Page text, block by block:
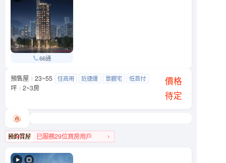
66通
天光之埕
大同區 西寧北路與南京西路239巷口
預售屋
23~55
坪
2~3房
住商用 近捷運 景觀宅 低首付
價格
待定
已服務29位買房用戶